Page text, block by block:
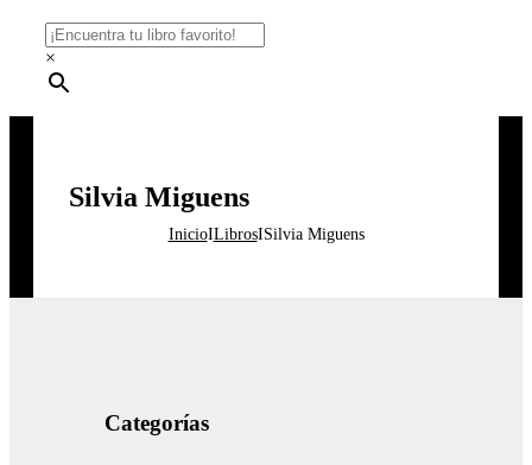
×
Silvia Miguens
InicioILibrosISilvia Miguens
Categorías